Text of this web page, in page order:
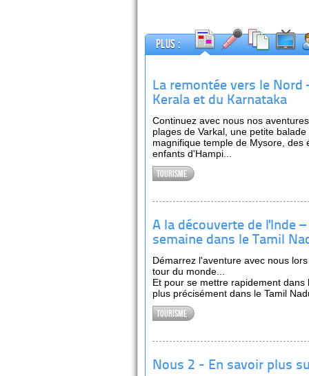
Plus :
La remontée vers le Nord
Kerala et du Karnataka
Continuez avec nous nos
plages de Varkal, une petite
magnifique temple de Mysore, des
enfants d'Hampi...
Tourisme
A la découverte de l'Inde
semaine dans le Tamil
Démarrez l'aventure avec nous
tour du monde...
Et pour se mettre rapidement
plus précisément dans le Tamil
Tourisme
Nous 2 - En savoir plus